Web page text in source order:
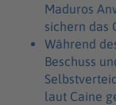
Maduros
sichern das
Während
Beschuss
laut Caine